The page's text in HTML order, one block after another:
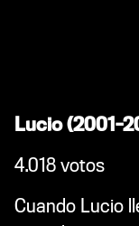
Lucio (2001-
4.018 votos
Cuando Lucio